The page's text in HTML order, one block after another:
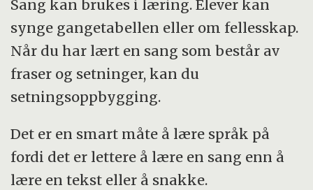
Sang kan brukes i læring. Elever kan
synge gangetabellen eller om fellesskap.
Når du har lært en sang som består av
fraser og setninger, kan du
setningsoppbygging.
Det er en smart måte å lære språk på
fordi det er lettere å lære en sang enn å
lære en tekst eller å snakke.